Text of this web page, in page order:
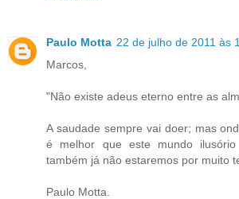
Paulo Motta 22 de julho de 2011 às
Marcos,
"Não existe adeus eterno entre as
A saudade sempre vai doer; mas
é melhor que este mundo
também já não estaremos por muito
Paulo Motta.